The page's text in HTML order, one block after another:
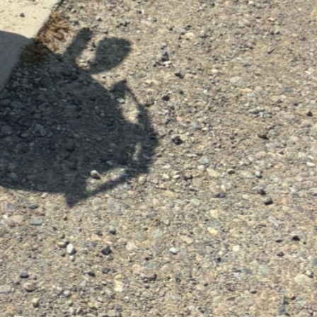
Support & Légal
Contactez-nous
Conditions générales
Charte du bon voisin